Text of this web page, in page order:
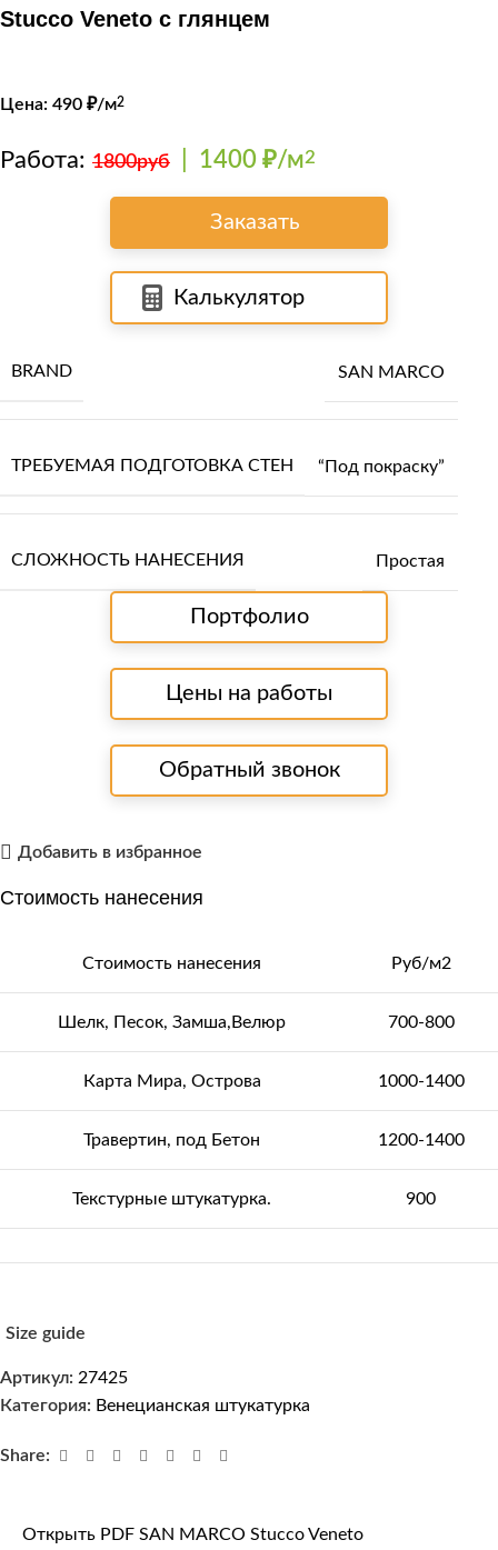
Stucco Veneto с глянцем
Цена: 490 ₽/м2
Работа: 1800руб 1400 ₽/м2
Заказать
Калькулятор
BRAND SAN MARCO
ТРЕБУЕМАЯ ПОДГОТОВКА СТЕН “Под покраску”
СЛОЖНОСТЬ НАНЕСЕНИЯ Простая
Портфолио
Цены на работы
Обратный звонок
Добавить в избранное
Стоимость нанесения
Стоимость нанесения Руб/м2
Шелк, Песок, Замша,Велюр 700-800
Карта Мира, Острова 1000-1400
Травертин, под Бетон 1200-1400
Текстурные штукатурка. 900
Size guide
Артикул: 27425
Категория: Венецианская штукатурка
Share:
Открыть PDF SAN MARCO Stucco Veneto